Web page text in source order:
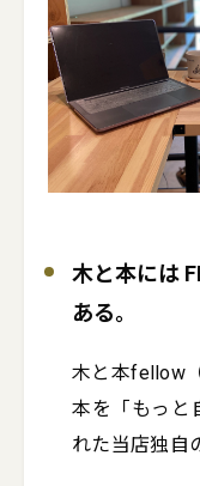
木と本には
ある。
木と本fellow
本を「もっと
れた当店独自